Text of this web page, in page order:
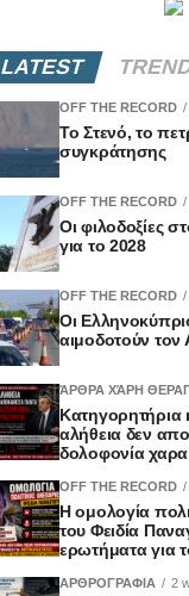
LATEST
OFF THE RECORD
Το Στενό, το
συγκράτησης
OFF THE RECORD
Οι φιλοδοξίες
για το 2028
OFF THE RECORD
Οι
αιμοδοτούν τον
ΆΡΘΡΑ ΧΆΡΗ
αλήθεια δεν
δολοφονία
OFF THE RECORD
Η ομολογία
του Φειδία
ερωτήματα για
ΑΡΘΡΟΓΡΑΦΙΑ 2